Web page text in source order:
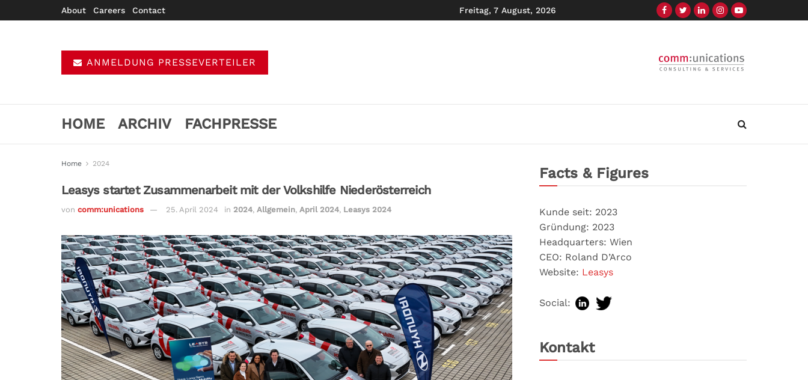
About Careers Contact Freitag, 7 August, 2026
ANMELDUNG PRESSEVERTEILER
HOME ARCHIV FACHPRESSE
Home 2024
Leasys startet Zusammenarbeit mit der Volkshilfe Niederösterreich
von comm:unications 25. April 2024 in 2024, Allgemein, April 2024, Leasys 2024
Facts & Figures
Kunde seit: 2023
Gründung: 2023
Headquarters: Wien
CEO: Roland D’Arco
Website: Leasys
Social:
Kontakt